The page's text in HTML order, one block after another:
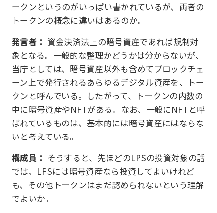
ークンというのがいっぱい書かれているが、両者の
トークンの概念に違いはあるのか。
発言者： 資金決済法上の暗号資産であれば規制対
象となる。一般的な整理かどうかは分からないが、
当庁としては、暗号資産以外も含めてブロックチェ
ーン上で発行されるあらゆるデジタル資産を、トー
クンと呼んでいる。したがって、トークンの内数の
中に暗号資産やNFTがある。なお、一般にNFTと呼
ばれているものは、基本的には暗号資産にはならな
いと考えている。
構成員： そうすると、先ほどのLPSの投資対象の話
では、LPSには暗号資産なら投資してよいけれど
も、その他トークンはまだ認められないという理解
でよいか。